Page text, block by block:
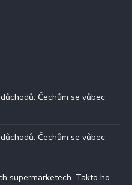
Čechům se vůbec
Čechům se vůbec
supermarketech. Takto ho